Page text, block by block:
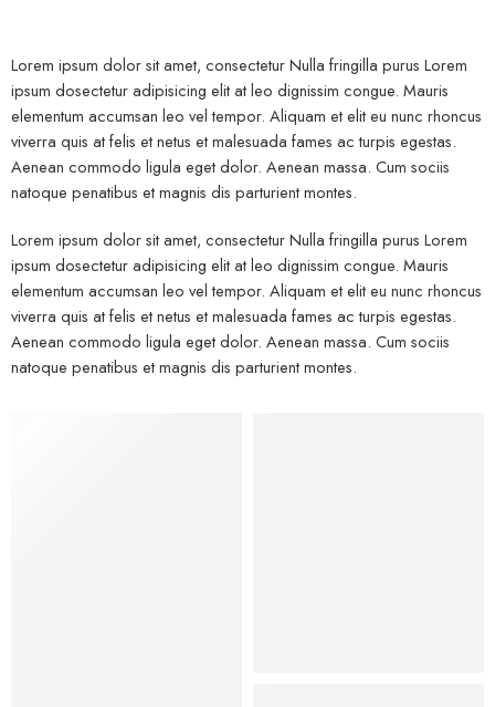
Lorem ipsum dolor sit amet, consectetur Nulla fringilla purus Lorem
ipsum dosectetur adipisicing elit at leo dignissim congue. Mauris
elementum accumsan leo vel tempor. Aliquam et elit eu nunc rhoncus
viverra quis at felis et netus et malesuada fames ac turpis egestas.
Aenean commodo ligula eget dolor. Aenean massa. Cum sociis
natoque penatibus et magnis dis parturient montes.
Lorem ipsum dolor sit amet, consectetur Nulla fringilla purus Lorem
ipsum dosectetur adipisicing elit at leo dignissim congue. Mauris
elementum accumsan leo vel tempor. Aliquam et elit eu nunc rhoncus
viverra quis at felis et netus et malesuada fames ac turpis egestas.
Aenean commodo ligula eget dolor. Aenean massa. Cum sociis
natoque penatibus et magnis dis parturient montes.